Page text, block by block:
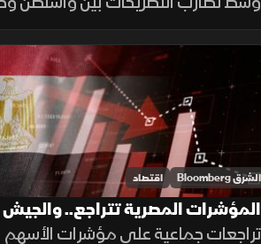
أعاد دعم أسعار النفط ودفع خام برنت
من 85 دولارا للبرميل. وفي الوقت
نتائج أرامكو المعنويات.
الشرق Bloomberg اقتصاد
المؤشرات المصرية تتراجع.. والجيش
الأميركي يقصف إيران
تراجعات جماعية على مؤشرات الأسهم